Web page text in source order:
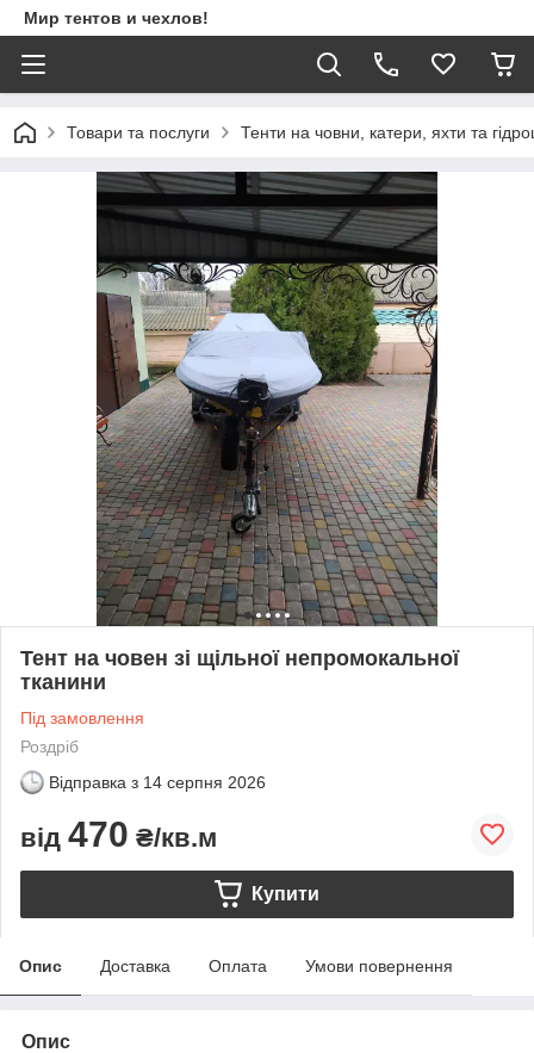
Мир тентов и чехлов!
Товари та послуги Тенти на човни, катери, яхти та
Тент на човен зі щільної непромокальної
тканини
Під замовлення
Роздріб
Відправка з 14 серпня 2026
від 470 ₴/кв.м
Купити
Опис Доставка Оплата Умови повернення
Опис